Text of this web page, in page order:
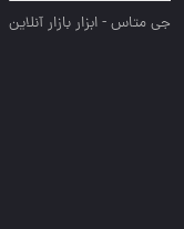
جی متاس - ابزار بازار آنلاین